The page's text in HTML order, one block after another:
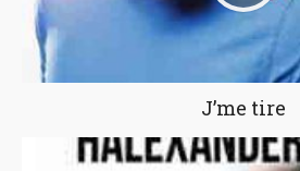
J’me tire